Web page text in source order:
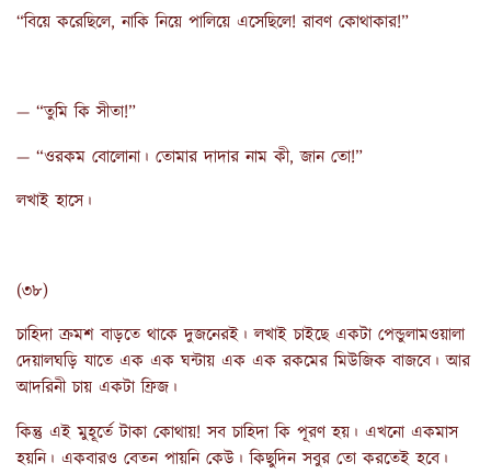
“বিয়ে করেছিলে, নাকি নিয়ে পালিয়ে এসেছিলে! রাবণ কোথাকার!”
— “তুমি কি সীতা!”
— “ওরকম বোলোনা। তোমার দাদার নাম কী, জান তো!”
লখাই হাসে।
(৩৮)
চাহিদা ক্রমশ বাড়তে থাকে দুজনেরই। লখাই চাইছে একটা পেন্ডুলামওয়ালা
দেয়ালঘড়ি যাতে এক এক ঘন্টায় এক এক রকমের মিউজিক বাজবে। আর
আদরিনী চায় একটা ফ্রিজ।
কিন্তু এই মুহূর্তে টাকা কোথায়! সব চাহিদা কি পূরণ হয়। এখনো একমাস
হয়নি। একবারও বেতন পায়নি কেউ। কিছুদিন সবুর তো করতেই হবে।